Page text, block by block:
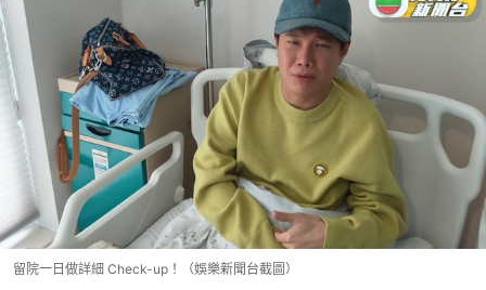
留院一日做詳細 Check-up！（娛樂新聞台截圖）